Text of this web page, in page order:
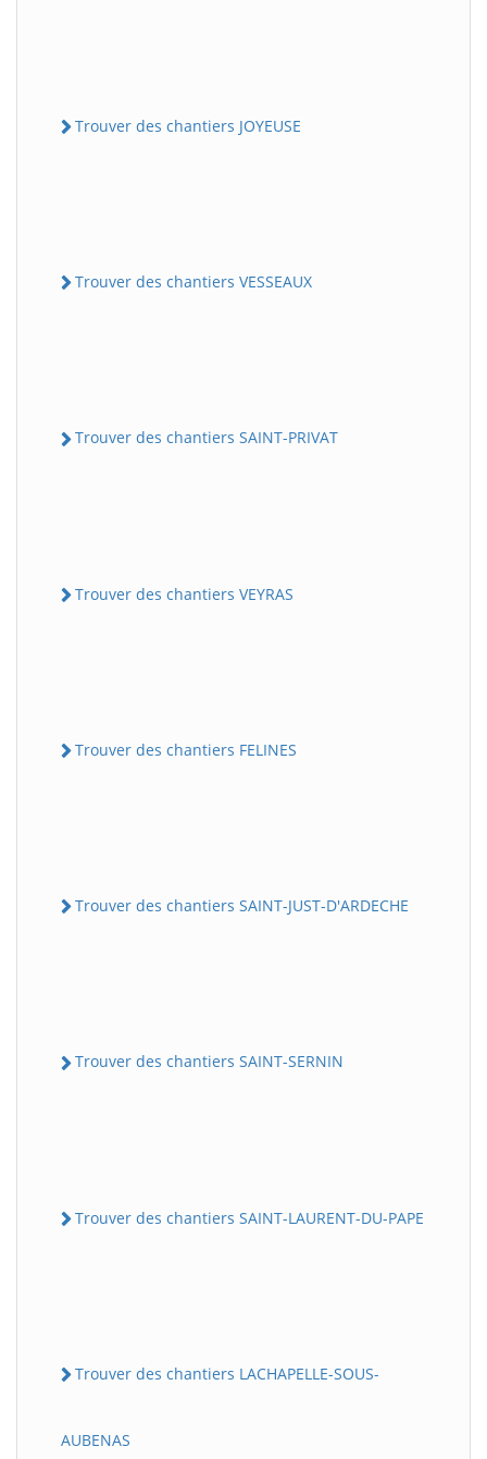
Trouver des chantiers JOYEUSE
Trouver des chantiers VESSEAUX
Trouver des chantiers SAINT-PRIVAT
Trouver des chantiers VEYRAS
Trouver des chantiers FELINES
Trouver des chantiers SAINT-JUST-D'ARDECHE
Trouver des chantiers SAINT-SERNIN
Trouver des chantiers SAINT-LAURENT-DU-PAPE
Trouver des chantiers LACHAPELLE-SOUS-
AUBENAS